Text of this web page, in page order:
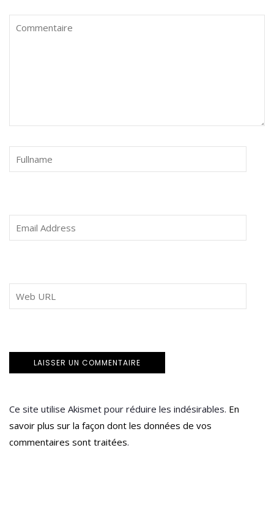
Ce site utilise Akismet pour réduire les indésirables. En
savoir plus sur la façon dont les données de vos
commentaires sont traitées.